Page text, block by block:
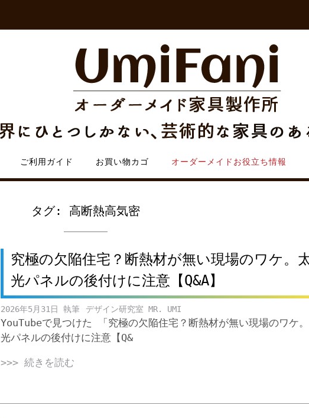
ご利用ガイド お買い物カゴ オーダーメイドお役立ち情報
タグ: 高断熱高気密
究極の欠陥住宅？断熱材が無い現場のワケ。
光パネルの後付けに注意【Q&A】
2026年5月31日 デザイン研究室 MR. UMI
YouTubeで見つけた 「究極の欠陥住宅？断熱材が無い現場のワケ
光パネルの後付けに注意【Q&
>>> 続きを読む